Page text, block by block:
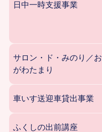
日中一時支援事業
サロン・ド・みのり／お
がわたまり
車いす送迎車貸出事業
ふくしの出前講座